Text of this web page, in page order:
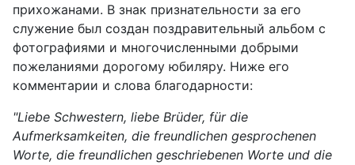
прихожанами. В знак признательности за его
служение был создан поздравительный альбом с
фотографиями и многочисленными добрыми
пожеланиями дорогому юбиляру. Ниже его
комментарии и слова благодарности:
"Liebe Schwestern, liebe Brüder, für die
Aufmerksamkeiten, die freundlichen gesprochenen
Worte, die freundlichen geschriebenen Worte und die